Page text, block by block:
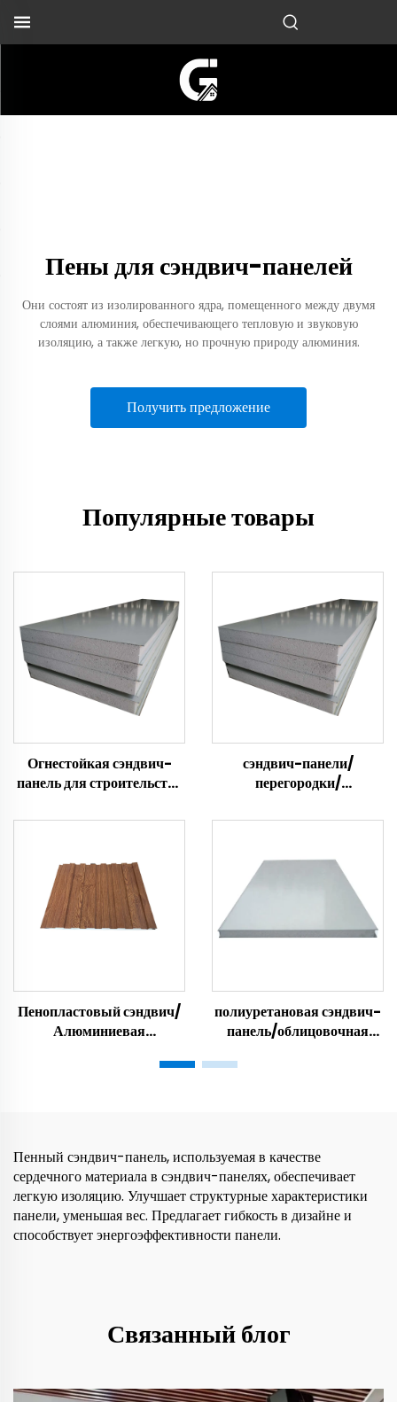
Пены для сэндвич-панелей
Они состоят из изолированного ядра, помещенного между двумя
слоями алюминия, обеспечивающего тепловую и звуковую
изоляцию, а также легкую, но прочную природу алюминия.
Получить предложение
Популярные товары
Огнестойкая сэндвич-
панель для строительства
наполнителем из
минеральной ваты для
изоляции
сэндвич-панели/
перегородки/
изоляционный пенопласт
Пенопластовый сэндвич/
Алюминиевая
панель/Декоративная
полиуретановая сэндвич-
панель/облицовочная
Пенный сэндвич-панель, используемая в качестве
сердечного материала в сэндвич-панелях, обеспечивает
легкую изоляцию. Улучшает структурные характеристики
панели, уменьшая вес. Предлагает гибкость в дизайне и
способствует энергоэффективности панели.
Связанный блог